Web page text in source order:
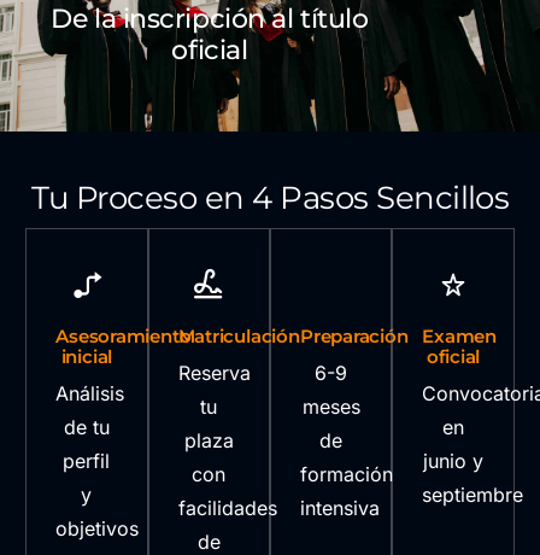
De la inscripción al título
oficial
Tu Proceso en 4 Pasos Sencillos
Asesoramiento
inicial
Análisis
de tu
perfil
y
objetivos
Matriculación
Reserva
tu
plaza
con
facilidades
de
Preparación
6-9
meses
de
formación
intensiva
Examen
oficial
en
junio y
septiembre